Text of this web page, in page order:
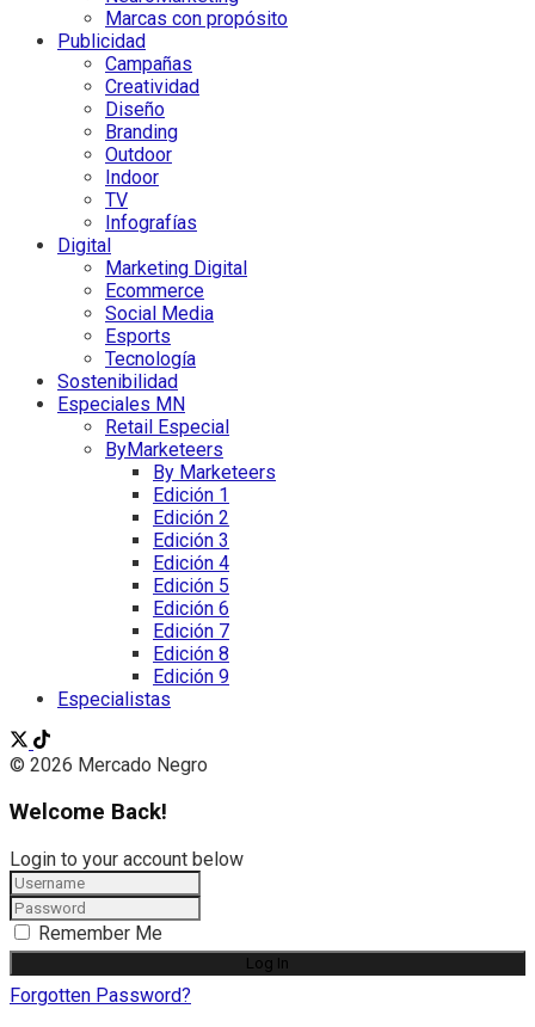
Marcas con propósito
Publicidad
Campañas
Creatividad
Diseño
Branding
Outdoor
Indoor
TV
Infografías
Digital
Marketing Digital
Ecommerce
Social Media
Esports
Tecnología
Sostenibilidad
Especiales MN
Retail Especial
ByMarketeers
By Marketeers
Edición 1
Edición 2
Edición 3
Edición 4
Edición 5
Edición 6
Edición 7
Edición 8
Edición 9
Especialistas
© 2026 Mercado Negro
Welcome Back!
Login to your account below
Remember Me
Forgotten Password?